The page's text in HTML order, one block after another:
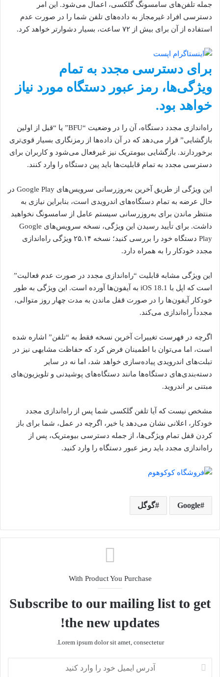
جمله تلفن‌های سامسونگ گلکسی، اعمال می‌شود. این امر
دسترسی افراد غیرمجاز به داده‌های تلفن شما را در صورت عدم
استفاده از آن برای بیش از ۷۲ ساعت، بسیار دشوارتر خواهد کرد.
برای دسترسی مجدد به تمام
ویژگی‌ها، رمز عبور دستگاه مورد نیاز
خواهد بود.
راه‌اندازی مجدد دستگاه، آن را در وضعیت “BFU” یا “قبل از اولین
بازگشایی” قرار می‌دهد که در آن داده‌ها از رمزنگاری بسیار قوی‌تری
برخوردارند. بازگشایی بیومتریک نیز غیرفعال می‌شود و کاربران برای
دسترسی مجدد به تمام قابلیت‌ها باید پین دستگاه را وارد کنند.
این ویژگی از طریق آخرین به‌روزرسانی سرویس‌های Google Play در
حال عرضه به تمام دستگاه‌های اندرویدی است، بنابراین نیازی به
منتظر ماندن برای به‌روزرسانی سیستم عامل از سامسونگ نخواهید
داشت. برای تأیید رسیدن این ویژگی، نسخه سرویس‌های Google
Play دستگاه خود را بررسی کنید؛ نسخه ۲۵.۱۴ ویژگی راه‌اندازی
مجدد خودکار را به همراه دارد.
این ویژگی مشابه قابلیت “راه‌اندازی مجدد در صورت عدم فعالیت”
است که اپل با iOS 18.1 به آیفون‌ها آورده است. این ویژگی به طور
خودکار آیفون‌ها را در صورت قفل ماندن به مدت چهار روز متوالی،
مجدداً راه‌اندازی می‌کند.
اگرچه در فهرست تغییرات آخرین نسخه فقط به “تلفن” اشاره شده
است، اما می‌توان با اطمینان فرض کرد که حفاظت مشابهی نیز در
تبلت‌های اندرویدی پیاده‌سازی خواهد شد، اما نه در سایر
دسته‌بندی‌های دستگاه‌ها مانند دستگاه‌های پوشیدنی و تلویزیون‌های
مبتنی بر اندروید.
مشخص نیست که آیا تلفن گلکسی شما پس از راه‌اندازی مجدد
خودکار، اعلانی نشان می‌دهد یا خیر، اگرچه در عمل، شما برای باز
کردن قفل تمام ویژگی‌ها، از جمله دسترسی بیومتریک، پس از
راه‌اندازی مجدد باید رمز عبور دستگاه را وارد کنید.
Google گوگل
With Product You Purchase
Subscribe to our mailing list to get
the new updates!
Lorem ipsum dolor sit amet, consectetur.
ایمیل